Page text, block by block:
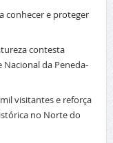
conhecer e proteger
contesta
Nacional da Peneda-
visitantes e reforça
no Norte do